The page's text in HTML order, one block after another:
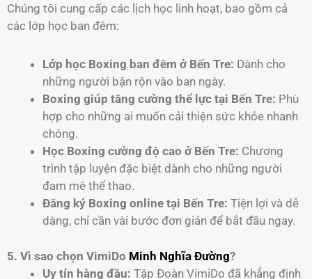
Chúng tôi cung cấp các lịch học linh hoạt, bao gồm cả
các lớp học ban đêm:
Lớp học Boxing ban đêm ở Bến Tre: Dành cho
những người bận rộn vào ban ngày.
Boxing giúp tăng cường thể lực tại Bến Tre: Phù
hợp cho những ai muốn cải thiện sức khỏe nhanh
chóng.
Học Boxing cường độ cao ở Bến Tre: Chương
trình tập luyện đặc biệt dành cho những người
đam mê thể thao.
Đăng ký Boxing online tại Bến Tre: Tiện lợi và dễ
dàng, chỉ cần vài bước đơn giản để bắt đầu ngay.
5. Vì sao chọn VimiDo Minh Nghĩa Đường?
Uy tín hàng đầu: Tập Đoàn VimiDo đã khẳng định